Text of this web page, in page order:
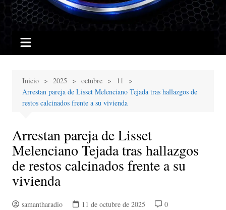
Inicio 2025 octubre
11
Arrestan pareja de Lisset Melenciano Tejada tras hallazgos de
restos calcinados frente a su vivienda
Arrestan pareja de Lisset
Melenciano Tejada tras hallazgos
de restos calcinados frente a su
vivienda
samantharadio 11 de octubre de 2025
0